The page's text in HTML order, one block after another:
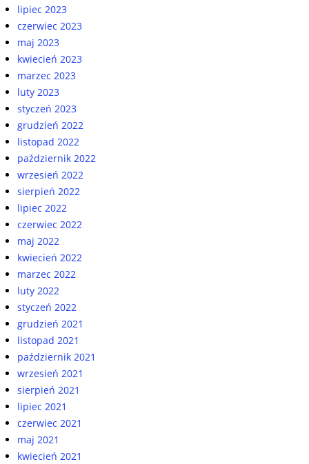
lipiec 2023
czerwiec 2023
maj 2023
kwiecień 2023
marzec 2023
luty 2023
styczeń 2023
grudzień 2022
listopad 2022
październik 2022
wrzesień 2022
sierpień 2022
lipiec 2022
czerwiec 2022
maj 2022
kwiecień 2022
marzec 2022
luty 2022
styczeń 2022
grudzień 2021
listopad 2021
październik 2021
wrzesień 2021
sierpień 2021
lipiec 2021
czerwiec 2021
maj 2021
kwiecień 2021